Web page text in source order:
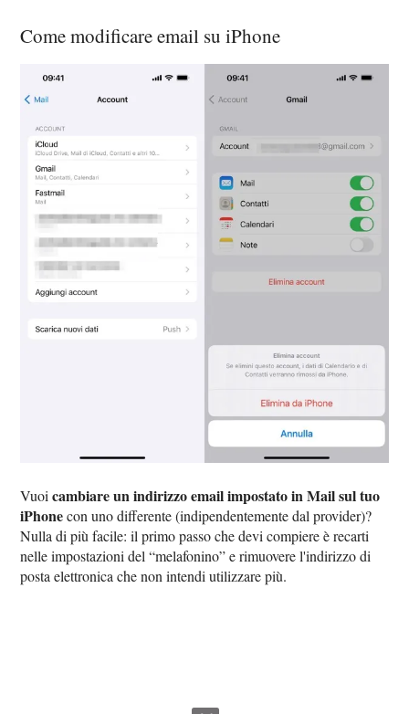
Come modificare email su iPhone
Vuoicambiare un indirizzo email impostato in Mail sul tuo
iPhonecon uno differente (indipendentemente dal provider)?
Nulla di più facile: il primo passo che devi compiere è recarti
nelle impostazioni del “melafonino” e rimuovere l'indirizzo di
posta elettronica che non intendi utilizzare più.